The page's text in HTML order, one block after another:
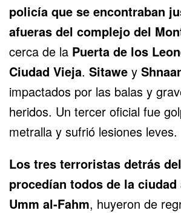
policía que se encontraban
afueras del complejo del
cerca de la Puerta de los
Ciudad Vieja. Sitawe y
impactados por las balas y
heridos. Un tercer oficial fue
metralla y sufrió lesiones leves.
Los tres terroristas detrás
procedían todos de la ciudad
Umm al-Fahm, huyeron de